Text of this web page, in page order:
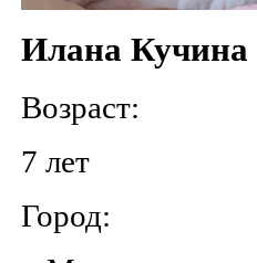
Илана Кучина
Возраст:
7 лет
Город: